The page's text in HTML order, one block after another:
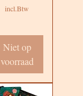
incl.Btw
Niet op
voorraad